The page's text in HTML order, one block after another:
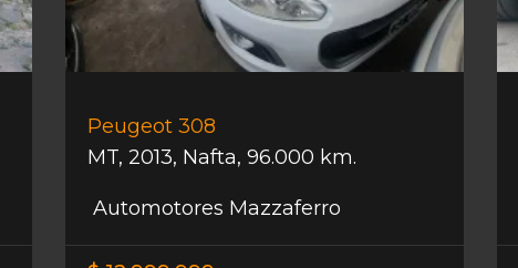
Peugeot 308
MT, 2013, Nafta, 96.000 km.
Automotores Mazzaferro